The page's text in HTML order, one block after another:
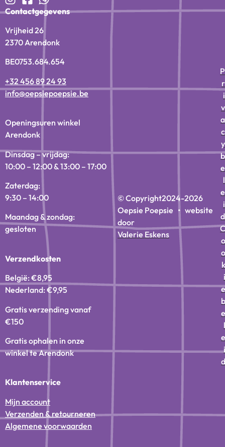
Contactgegevens
Vrijheid 26
2370 Arendonk
BE0753.684.654
+32 456 89 24 93
info@oepsiepoepsie.be
Openingsuren winkel
Arendonk
Dinsdag – vrijdag:
10:00 – 12:00 & 13:00 – 17:00
Zaterdag:
9:30 – 14:00
Maandag & zondag:
gesloten
Verzendkosten
België: €8,95
Nederland: €9,95
Gratis verzending vanaf
€150
Gratis ophalen in onze
winkel te Arendonk
Klantenservice
Mijn account
Verzenden & retourneren
Algemene voorwaarden
© Copyright2024-2026
Oepsie Poepsie • website
door
Valerie Eskens
P
r
i
v
a
c
y
b
e
l
e
i
d
C
o
o
k
i
e
b
e
l
e
i
d